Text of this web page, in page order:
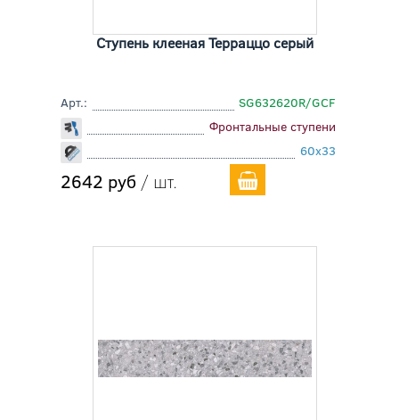
Ступень клееная Терраццо серый
Арт.:
SG632620R/GCF
Фронтальные ступени
60x33
2642 руб / шт.